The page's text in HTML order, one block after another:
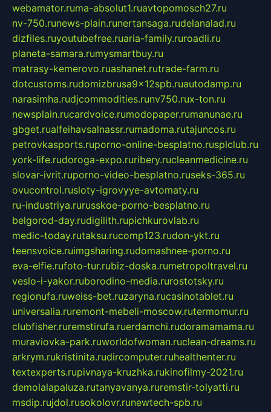
webamator.ruma-absolut1.ruavtopomosch27.ru
nv-750.runews-plain.runertansaga.rudelanalad.ru
dizfiles.ruyoutubefree.ruaria-family.ruroadli.ru
planeta-samara.rumysmartbuy.ru
matrasy-kemerovo.ruashanet.rutrade-farm.ru
dotcustoms.rudomizbrusa9x12spb.ruautodamp.ru
narasimha.rudjcommodities.runv750.rux-ton.ru
newsplain.rucardvoice.rumodopaper.rumanunae.ru
gbget.rualfeihavsalnassr.rumadoma.rutajuncos.ru
petrovkasports.ruporno-online-besplatno.rusplclub.ru
york-life.rudoroga-expo.ruribery.rucleanmedicine.ru
slovar-ivrit.ruporno-video-besplatno.ruseks-365.ru
ovucontrol.rusloty-igrovyye-avtomaty.ru
ru-industriya.rurusskoe-porno-besplatno.ru
belgorod-day.rudigilith.rupichkurovlab.ru
medic-today.rutaksu.rucomp123.rudon-ykt.ru
teensvoice.ruimgsharing.rudomashnee-porno.ru
eva-elfie.rufoto-tur.rubiz-doska.rumetropoltravel.ru
veslo-i-yakor.ruborodino-media.rurostotsky.ru
regionufa.ruweiss-bet.ruzaryna.rucasinotablet.ru
universalia.ruremont-mebeli-moscow.rutermomur.ru
clubfisher.ruremstirufa.ruerdamchi.rudoramamama.ru
muraviovka-park.ruworldofwoman.ruclean-dreams.ru
arkrym.rukristinita.rudircomputer.ruhealthenter.ru
textexperts.rupivnaya-kruzhka.rukinofilmy-2021.ru
demolalapaluza.rutanyavanya.ruremstir-tolyatti.ru
msdip.rujdol.rusokolovr.runewtech-spb.ru